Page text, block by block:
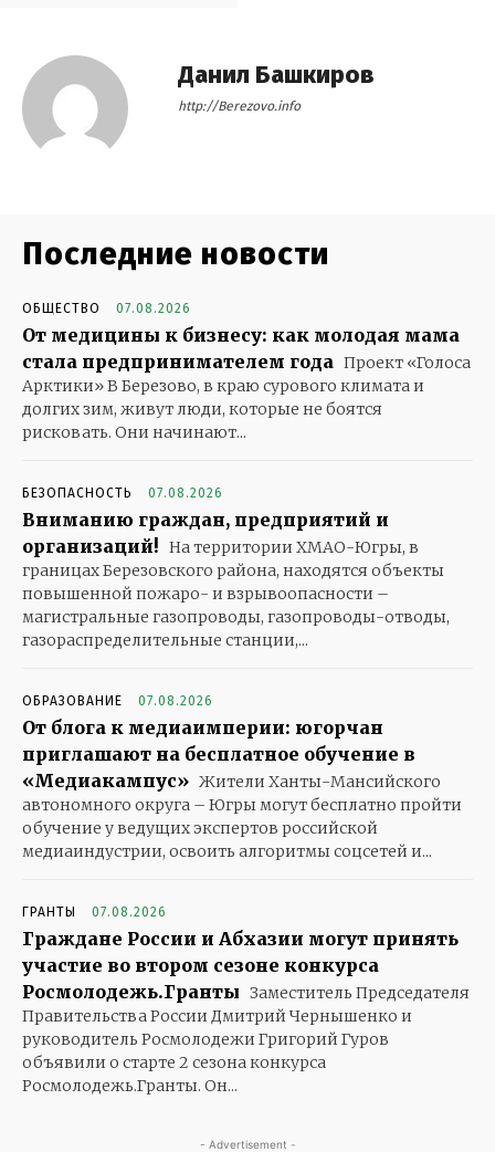
Данил Башкиров
http://Berezovo.info
Последние новости
ОБЩЕСТВО 07.08.2026
От медицины к бизнесу: как молодая мама
стала предпринимателем года Проект «Голоса
Арктики» В Березово, в краю сурового климата и
долгих зим, живут люди, которые не боятся
рисковать. Они начинают...
БЕЗОПАСНОСТЬ 07.08.2026
Вниманию граждан, предприятий и
организаций! На территории ХМАО-Югры, в
границах Березовского района, находятся объекты
повышенной пожаро- и взрывоопасности –
магистральные газопроводы, газопроводы-отводы,
газораспределительные станции,...
ОБРАЗОВАНИЕ 07.08.2026
От блога к медиаимперии: югорчан
приглашают на бесплатное обучение в
«Медиакампус» Жители Ханты-Мансийского
автономного округа – Югры могут бесплатно пройти
обучение у ведущих экспертов российской
медиаиндустрии, освоить алгоритмы соцсетей и...
ГРАНТЫ 07.08.2026
Граждане России и Абхазии могут принять
участие во втором сезоне конкурса
Росмолодежь.Гранты Заместитель Председателя
Правительства России Дмитрий Чернышенко и
руководитель Росмолодежи Григорий Гуров
объявили о старте 2 сезона конкурса
Росмолодежь.Гранты. Он...
- Advertisement -